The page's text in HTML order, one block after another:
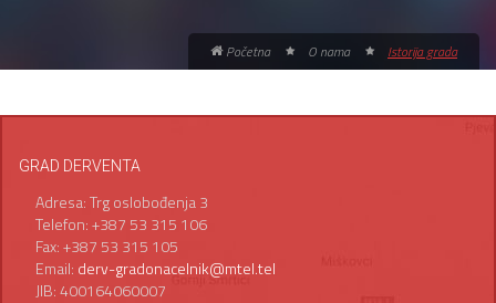
Početna O nama Istorija grada
GRAD DERVENTA
Adresa: Trg oslobođenja 3
Telefon: +387 53 315 106
Fax: +387 53 315 105
Email: derv-gradonacelnik@mtel.tel
JIB: 400164060007